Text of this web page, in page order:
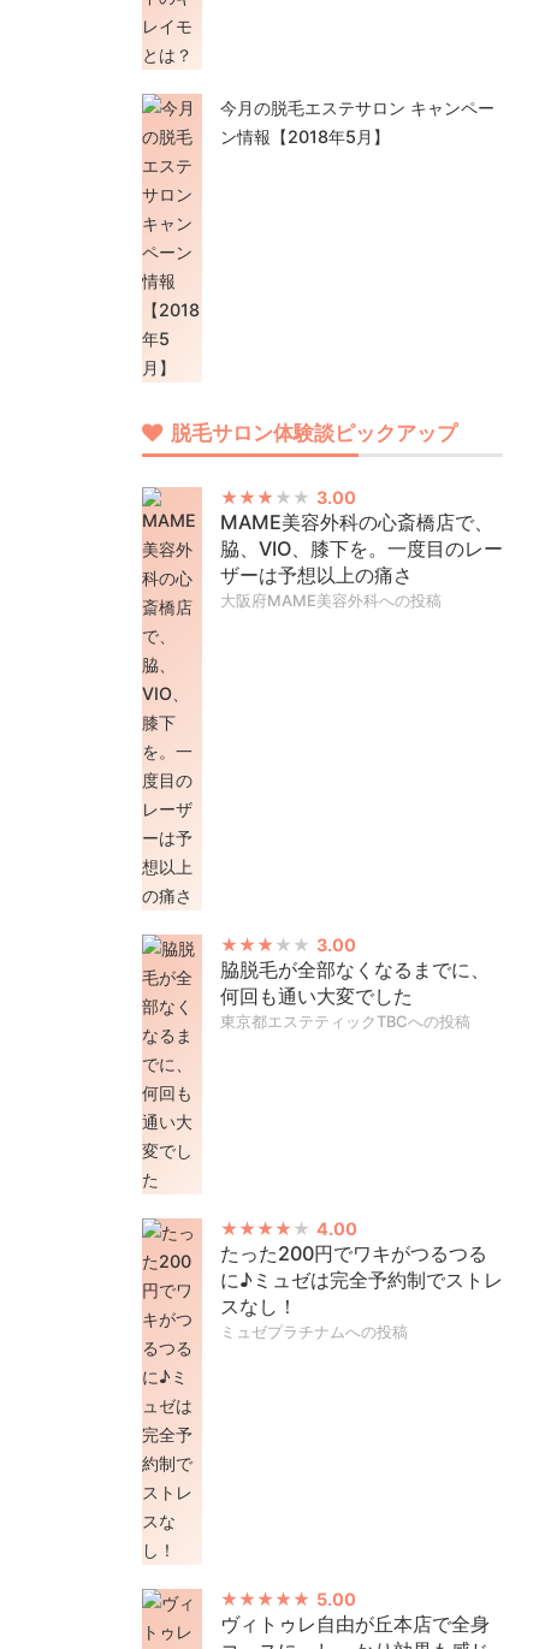
今月の脱毛エステサロン キャンペー
ン情報【2018年5月】
脱毛サロン体験談ピックアップ
3.00
MAME美容外科の心斎橋店で、
脇、VIO、膝下を。一度目のレー
ザーは予想以上の痛さ
大阪府MAME美容外科への投稿
3.00
脇脱毛が全部なくなるまでに、
何回も通い大変でした
東京都エステティックTBCへの投稿
4.00
たった200円でワキがつるつる
に♪ミュゼは完全予約制でストレ
スなし！
ミュゼプラチナムへの投稿
5.00
ヴィトゥレ自由が丘本店で全身